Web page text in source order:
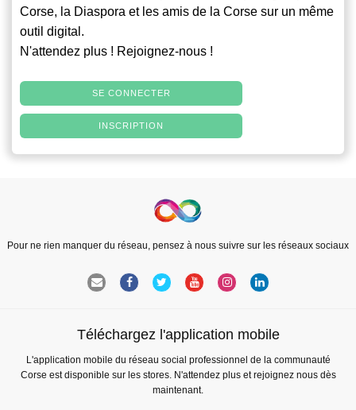
Corse, la Diaspora et les amis de la Corse sur un même
outil digital.
N'attendez plus ! Rejoignez-nous !
SE CONNECTER
INSCRIPTION
Pour ne rien manquer du réseau, pensez à nous suivre sur les réseaux sociaux
Téléchargez l'application mobile
L'application mobile du réseau social professionnel de la communauté
Corse est disponible sur les stores. N'attendez plus et rejoignez nous dès
maintenant.